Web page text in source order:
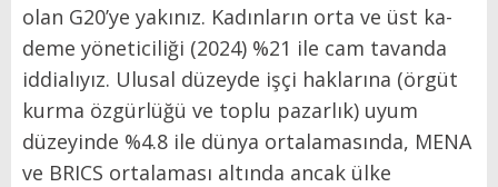
olan G20’ye yakınız. Kadınların orta ve üst ka­
deme yöneticiliği (2024) %21 ile cam tavanda
iddialıyız. Ulu­sal düzeyde işçi haklarına (ör­güt
kurma özgürlüğü ve toplu pazarlık) uyum
düzeyinde %4.8 ile dünya ortalamasında, ME­NA
ve BRICS ortalaması altında ancak ülke